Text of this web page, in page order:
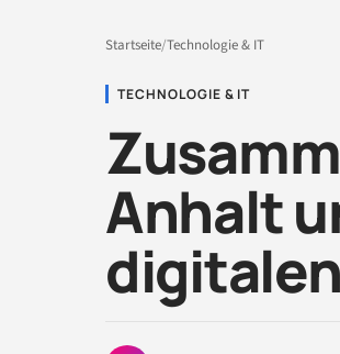
Startseite/Technologie & IT
TECHNOLOGIE & IT
Anhalt